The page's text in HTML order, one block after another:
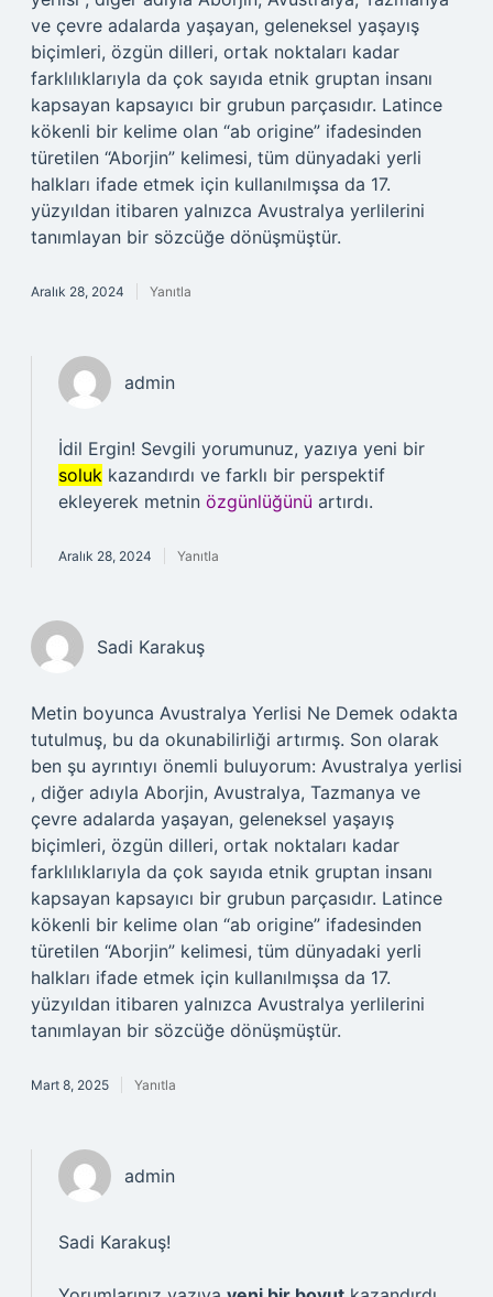
ve çevre adalarda yaşayan, geleneksel yaşayış
biçimleri, özgün dilleri, ortak noktaları kadar
farklılıklarıyla da çok sayıda etnik gruptan insanı
kapsayan kapsayıcı bir grubun parçasıdır. Latince
kökenli bir kelime olan “ab origine” ifadesinden
türetilen “Aborjin” kelimesi, tüm dünyadaki yerli
halkları ifade etmek için kullanılmışsa da 17.
yüzyıldan itibaren yalnızca Avustralya yerlilerini
tanımlayan bir sözcüğe dönüşmüştür.
Aralık 28, 2024 Yanıtla
admin
İdil Ergin! Sevgili yorumunuz, yazıya yeni bir
soluk kazandırdı ve farklı bir perspektif
ekleyerek metnin özgünlüğünü artırdı.
Aralık 28, 2024 Yanıtla
Sadi Karakuş
Metin boyunca Avustralya Yerlisi Ne Demek odakta
tutulmuş, bu da okunabilirliği artırmış. Son olarak
ben şu ayrıntıyı önemli buluyorum: Avustralya yerlisi
, diğer adıyla Aborjin, Avustralya, Tazmanya ve
çevre adalarda yaşayan, geleneksel yaşayış
biçimleri, özgün dilleri, ortak noktaları kadar
farklılıklarıyla da çok sayıda etnik gruptan insanı
kapsayan kapsayıcı bir grubun parçasıdır. Latince
kökenli bir kelime olan “ab origine” ifadesinden
türetilen “Aborjin” kelimesi, tüm dünyadaki yerli
halkları ifade etmek için kullanılmışsa da 17.
yüzyıldan itibaren yalnızca Avustralya yerlilerini
tanımlayan bir sözcüğe dönüşmüştür.
Mart 8, 2025 Yanıtla
admin
Sadi Karakuş!